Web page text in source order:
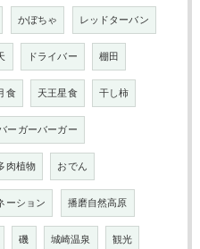
かぼちゃ レッドターバン
ドライバー 棚田
食 天王星食 干し柿
ーガーバーガー
肉植物 おでん
ーション 播磨自然高原
磯 城崎温泉 観光